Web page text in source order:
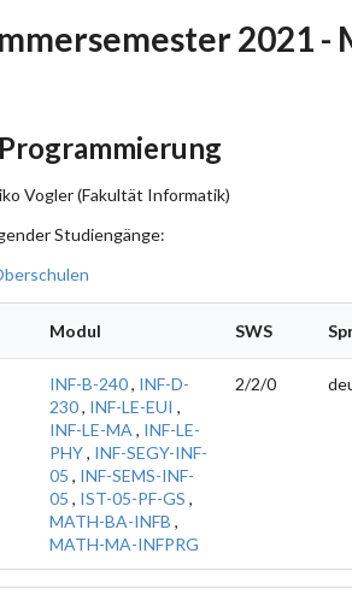
2021 -
Vogler (Fakultät Informatik)
Studiengänge:
Modul SWS
INF-B-240, INF-D-
230, INF-LE-EUI ,
INF-LE-MA , INF-LE-
PHY, INF-SEGY-INF-
05 , INF-SEMS-INF-
05 , IST-05-PF-GS ,
MATH-BA-INFB ,
MATH-MA-INFPRG
2/2/0